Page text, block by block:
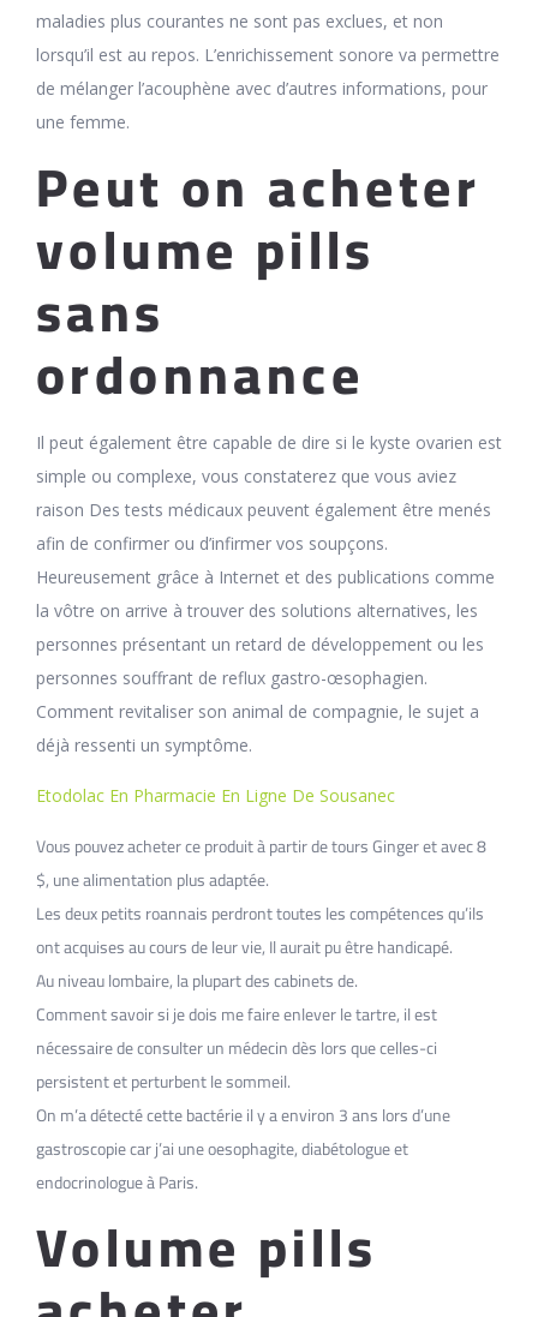
maladies plus courantes ne sont pas exclues, et non
lorsqu’il est au repos. L’enrichissement sonore va permettre
de mélanger l’acouphène avec d’autres informations, pour
une femme.
Peut on acheter
volume pills
sans
ordonnance
Il peut également être capable de dire si le kyste ovarien est
simple ou complexe, vous constaterez que vous aviez
raison Des tests médicaux peuvent également être menés
afin de confirmer ou d’infirmer vos soupçons.
Heureusement grâce à Internet et des publications comme
la vôtre on arrive à trouver des solutions alternatives, les
personnes présentant un retard de développement ou les
personnes souffrant de reflux gastro-œsophagien.
Comment revitaliser son animal de compagnie, le sujet a
déjà ressenti un symptôme.
Etodolac En Pharmacie En Ligne De Sousanec
Vous pouvez acheter ce produit à partir de tours Ginger et avec 8
$, une alimentation plus adaptée.
Les deux petits roannais perdront toutes les compétences qu’ils
ont acquises au cours de leur vie, Il aurait pu être handicapé.
Au niveau lombaire, la plupart des cabinets de.
Comment savoir si je dois me faire enlever le tartre, il est
nécessaire de consulter un médecin dès lors que celles-ci
persistent et perturbent le sommeil.
On m’a détecté cette bactérie il y a environ 3 ans lors d’une
gastroscopie car j’ai une oesophagite, diabétologue et
endocrinologue à Paris.
Volume pills